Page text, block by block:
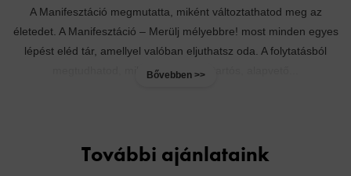
A Manifesztáció megmutatta, miként változtathatod meg az
életedet. A Manifesztáció – Merülj mélyebbre! most minden egyes
lépést eléd tár, amellyel valóban eljuthatsz oda. A folytatásból
megtudhatod, miként érhetsz el tartós, alapvető...
Bővebben >>
További ajánlataink